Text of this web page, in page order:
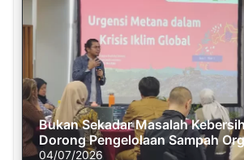
Bukan Sekadar Masalah
Dorong Pengelolaan Sampah
Solusi Krisis Iklim
04/07/2026